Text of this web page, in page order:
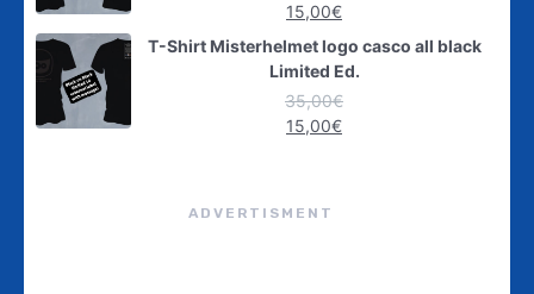
15,00€
T-Shirt Misterhelmet logo casco all black
Limited Ed.
35,00€
15,00€
ADVERTISMENT